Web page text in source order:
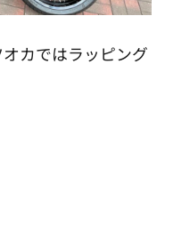
カではラッピング